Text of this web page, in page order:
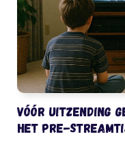
Vóór uitzending
het pre-